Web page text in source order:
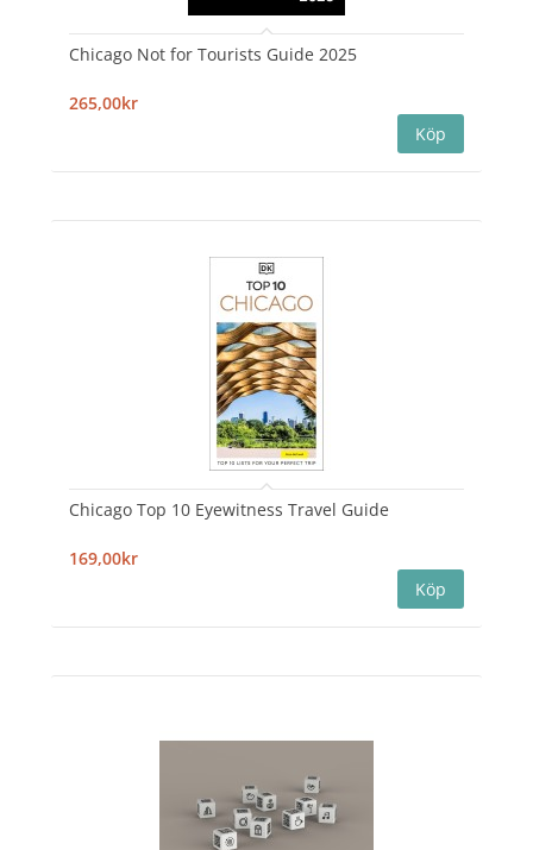
Chicago Not for Tourists Guide 2025
265,00kr
Chicago Top 10 Eyewitness Travel Guide
169,00kr